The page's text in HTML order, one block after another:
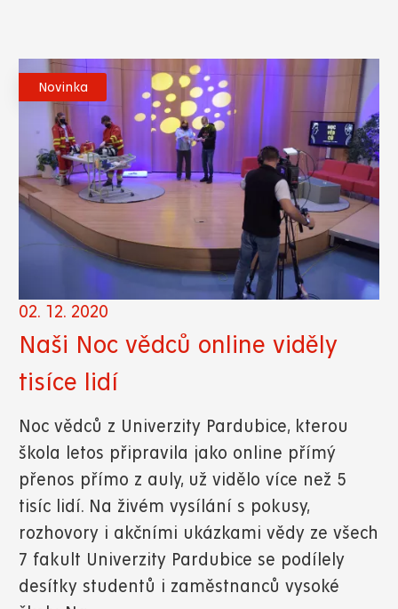
Novinka
02. 12. 2020
Naši Noc vědců online viděly
tisíce lidí
Noc vědců z Univerzity Pardubice, kterou
škola letos připravila jako online přímý
přenos přímo z auly, už vidělo více než 5
tisíc lidí. Na živém vysílání s pokusy,
rozhovory i akčními ukázkami vědy ze všech
7 fakult Univerzity Pardubice se podílely
desítky studentů i zaměstnanců vysoké